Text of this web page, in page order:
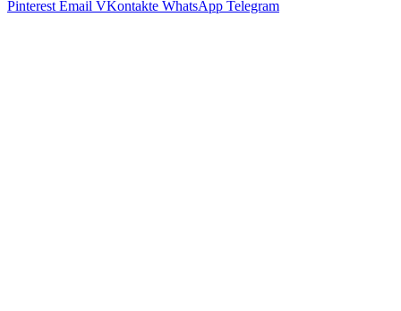
Pinterest Email VKontakte WhatsApp Telegram